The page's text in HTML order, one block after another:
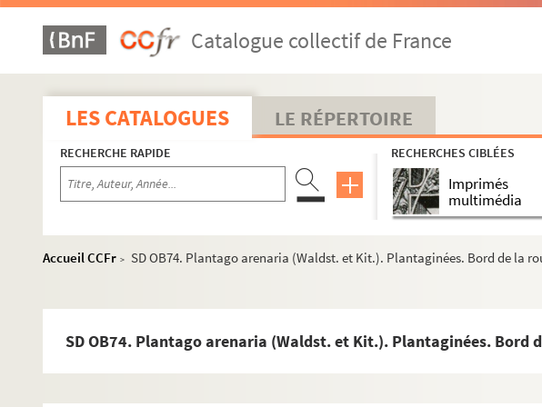
Catalogue collectif de France
LES CATALOGUES LE RÉPERTOIRE
RECHERCHE RAPIDE RECHERCHES CIBLÉES
Imprimés
multimédia
Accueil CCFr > SD OB74. Plantago arenaria (Waldst. et Kit.). Plantaginées. Bord de la
SD OB74. Plantago arenaria (Waldst. et Kit.). Plantaginées. Bord
SD OB47. Helminthia echioides (Gærtn). Composées. A l'Est de la route
SD OB48. Lactuca saligna (L.). Composées. A l'Est de la route nationale n°1
SD OB49. Matricaria discoidea (DC). Composées. Chemin du port
SD OB50. Senecio viscosus (L.). Composées. Lieu-dit "La Prairie"
SD OB51. Sonchus palustris (L.) Composées. Au lieu-dit les "24 Arpents"
SD OB52. Solidago glabra (Desf.). composées. Sur l'emplacement actuel
SD OB53. Sonchus palustris (L.). Composées. Au lieu-dit les "24 Arpents"
SD OB57. Taraxacum eckmanii (Dahlstedt). Composées. Parc de la